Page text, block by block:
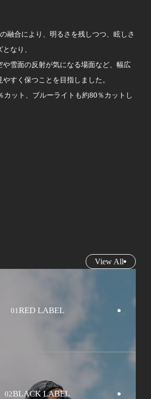
融合により、明るさを残しつつ、眩しさ
なり、
や雪面の反射が気になる場面など、幅広
すく保つことを目指しました。
カット、ブルーライトも約80％カットし
View All
01RED LABEL
02BLACK LABEL